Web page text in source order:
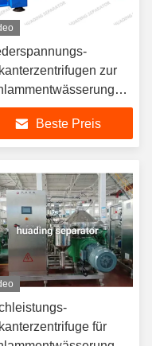
zur
35/EU und
Beste Preis
für